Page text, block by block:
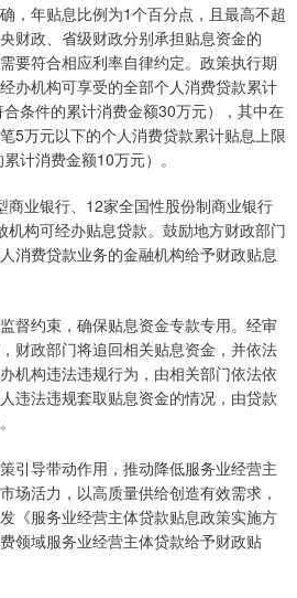
年贴息比例为1个百分点，且最高不超
财政、省级财政分别承担贴息资金的
要符合相应利率自律约定。政策执行期
办机构可享受的全部个人消费贷款累计
条件的累计消费金额30万元），其中在
5万元以下的个人消费贷款累计贴息上限
计消费金额10万元）。
业银行、12家全国性股份制商业银行
机构可经办贴息贷款。鼓励地方财政部门
消费贷款业务的金融机构给予财政贴息
约束，确保贴息资金专款专用。经审
财政部门将追回相关贴息资金，并依法
机构违法违规行为，由相关部门依法依
违法违规套取贴息资金的情况，由贷款
导带动作用，推动降低服务业经营主
场活力，以高质量供给创造有效需求，
《服务业经营主体贷款贴息政策实施方
领域服务业经营主体贷款给予财政贴